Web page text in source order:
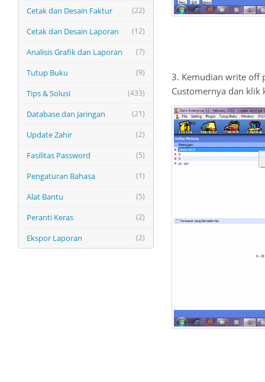
(22)
Cetak dan Desain Faktur
(12)
Cetak dan Desain Laporan
(7)
Analisis Grafik dan Laporan
(9)
Tutup Buku
(433)
Tips & Solusi
(21)
Database dan Jaringan
(2)
Update Zahir
(5)
Fasilitas Password
(1)
Pengaturan Bahasa
(5)
Alat Bantu
(2)
Peranti Keras
(2)
Ekspor Laporan
3. Kemudian write off
Customernya dan